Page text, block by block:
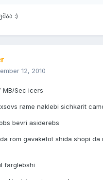
:)
12, 2010
Sec icers
rame naklebi sichkarit
bevri asiderebs
rom gavaketot shida shopi da
farglebshi